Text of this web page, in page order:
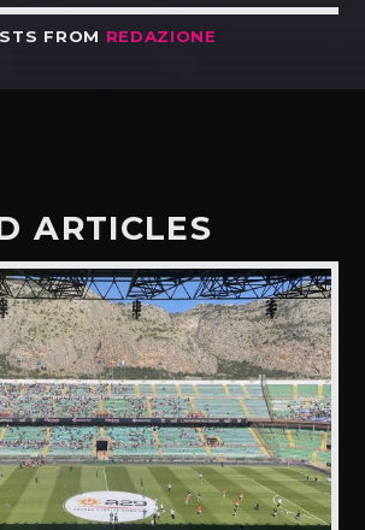
FROM REDAZIONE
ARTICLES